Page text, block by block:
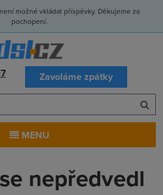
možné vkládat příspěvky. Děkujeme za
pochopení.
Zavoláme zpátky
MENU
nepředvedl